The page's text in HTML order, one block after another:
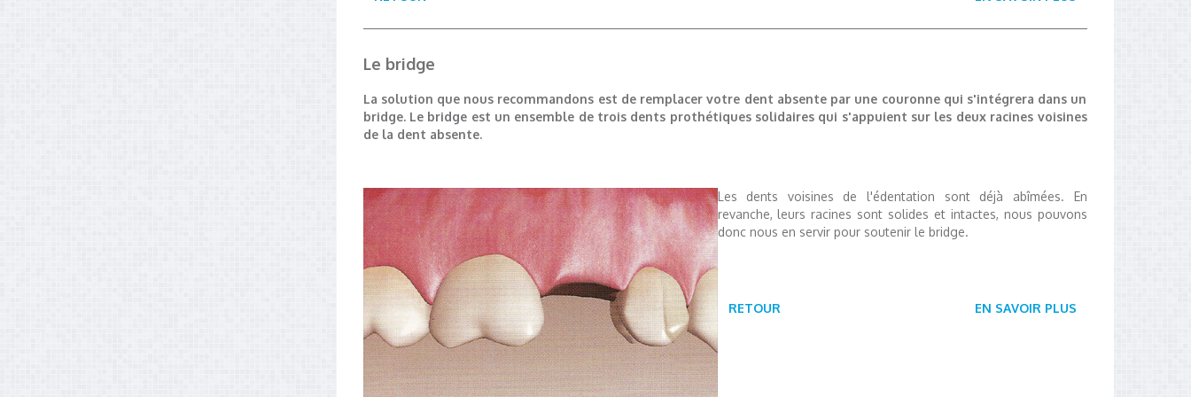
Le bridge
La solution que nous recommandons est de remplacer votre dent absente par une couronne qui s'intégrera dans un
bridge. Le bridge est un ensemble de trois dents prothétiques solidaires qui s'appuient sur les deux racines voisines
de la dent absente.
Les dents voisines de l'édentation sont déjà abîmées. En
revanche, leurs racines sont solides et intactes, nous pouvons
donc nous en servir pour soutenir le bridge.
RETOUR EN SAVOIR PLUS